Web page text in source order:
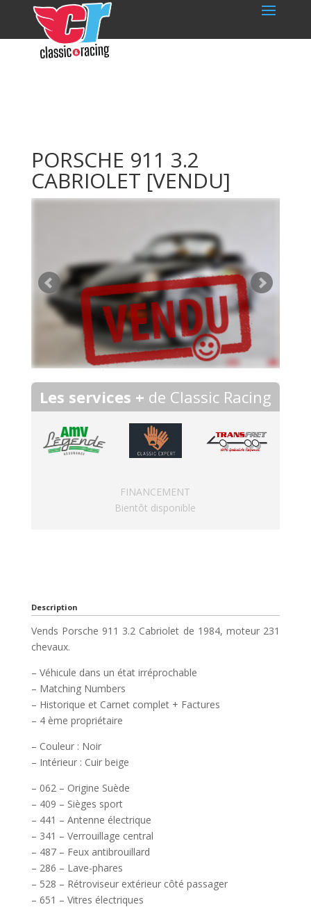
PORSCHE 911 3.2
CABRIOLET [VENDU]
Les services + de Classic Racing
FINANCEMENT
Bientôt disponible
Description
Vends Porsche 911 3.2 Cabriolet de 1984, moteur 231
chevaux.
– Véhicule dans un état irréprochable
– Matching Numbers
– Historique et Carnet complet + Factures
– 4 ème propriétaire
– Couleur : Noir
– Intérieur : Cuir beige
– 062 – Origine Suède
– 409 – Sièges sport
– 441 – Antenne électrique
– 341 – Verrouillage central
– 487 – Feux antibrouillard
– 286 – Lave-phares
– 528 – Rétroviseur extérieur côté passager
– 651 – Vitres électriques